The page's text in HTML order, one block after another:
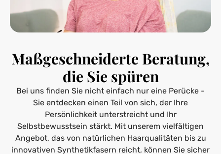
Maßgeschneiderte Beratung,
die Sie spüren
Bei uns finden Sie nicht einfach nur eine Perücke -
Sie entdecken einen Teil von sich, der Ihre
Persönlichkeit unterstreicht und Ihr
Selbstbewusstsein stärkt. Mit unserem vielfältigen
Angebot, das von natürlichen Haarqualitäten bis zu
innovativen Synthetikfasern reicht, können Sie sicher